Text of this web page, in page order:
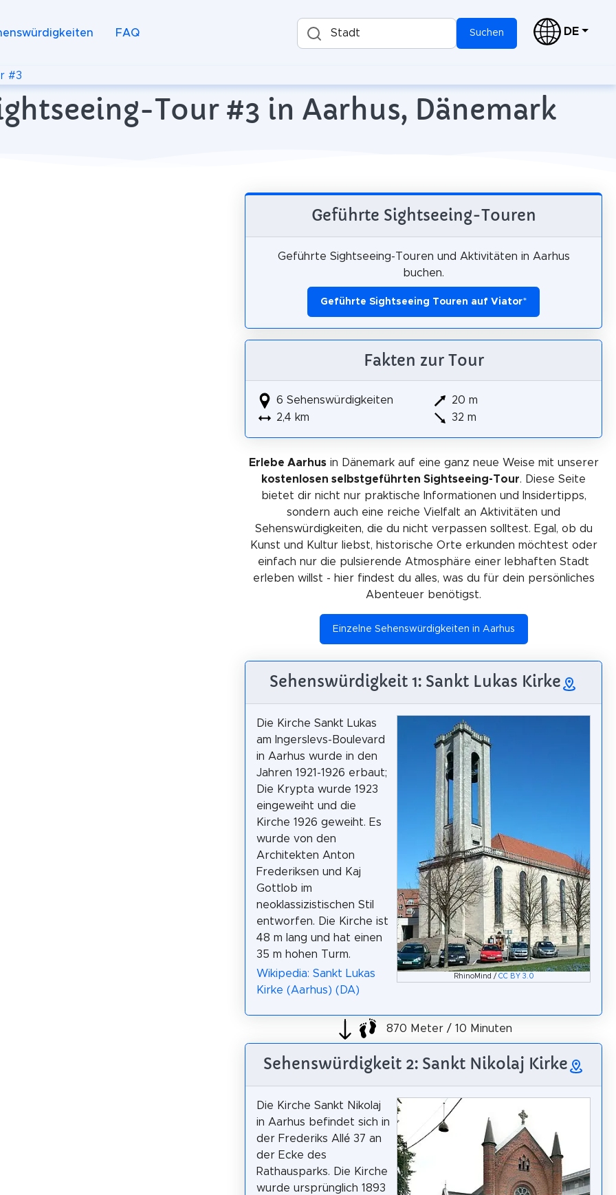
FAQ Stadt Suchen DE
#3
Tour #3 in Aarhus, Dänemark
Geführte Sightseeing-Touren
Geführte Sightseeing-Touren und Aktivitäten in Aarhus
buchen.
Geführte Sightseeing Touren auf Viator*
Fakten zur Tour
6 Sehenswürdigkeiten
2,4 km
20 m
32 m
Erlebe Aarhusin Dänemark auf eine ganz neue Weise mit unserer
kostenlosen selbstgeführten Sightseeing-Tour. Diese Seite
bietet dir nicht nur praktische Informationen und Insidertipps,
sondern auch eine reiche Vielfalt an Aktivitäten und
Sehenswürdigkeiten, die du nicht verpassen solltest. Egal, ob du
Kunst und Kultur liebst, historische Orte erkunden möchtest oder
einfach nur die pulsierende Atmosphäre einer lebhaften Stadt
erleben willst - hier findest du alles, was du für dein persönliches
Abenteuer benötigst.
Einzelne Sehenswürdigkeiten in Aarhus
Sehenswürdigkeit 1: Sankt Lukas Kirke
RhinoMind / CC BY 3.0
Die Kirche Sankt Lukas
am Ingerslevs-Boulevard
in Aarhus wurde in den
Jahren 1921-1926 erbaut;
Die Krypta wurde 1923
eingeweiht und die
Kirche 1926 geweiht. Es
wurde von den
Architekten Anton
Frederiksen und Kaj
Gottlob im
neoklassizistischen Stil
entworfen. Die Kirche ist
48 m lang und hat einen
35 m hohen Turm.
Wikipedia: Sankt Lukas
Kirke (Aarhus) (DA)
870 Meter / 10 Minuten
Sehenswürdigkeit 2: Sankt Nikolaj Kirke
Die Kirche Sankt Nikolaj
in Aarhus befindet sich in
der Frederiks Allé 37 an
der Ecke des
Rathausparks. Die Kirche
wurde ursprünglich 1893